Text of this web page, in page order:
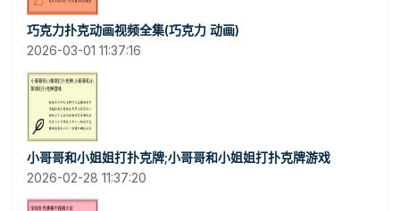
巧克力扑克动画视频全集(巧克力 动画)
2026-03-01 11:37:16
小哥哥和小姐姐打扑克牌;小哥哥和小姐姐打扑克牌游戏
2026-02-28 11:37:20